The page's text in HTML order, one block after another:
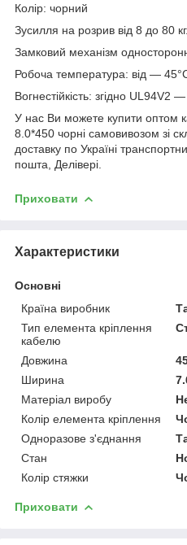
Колір: чорний
Зусилля на розрив від 8 до 80 кг.
Замковий механізм
Робоча температура: від ―
Вогнестійкість: згідно UL94V2
У нас Ви можете купити оптом
8.0*450 чорні самовивозом зі
доставку по Україні
пошта, Делівері.
Приховати
Характеристики
Основні
Країна виробник
Тип елемента кріплення
кабелю
Довжина
Ширина
Матеріал виробу
Колір елемента кріплення
Одноразове з'єднання
Стан
Колір стяжки
Приховати